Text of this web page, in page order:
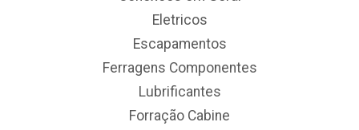
Eletricos
Escapamentos
Ferragens Componentes
Lubrificantes
Forração Cabine